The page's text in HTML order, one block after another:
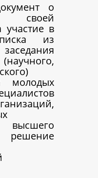
о
своей
участие в
из
молодых
высшего
решение